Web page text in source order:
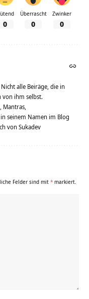
0
Überrascht
0
Zwinker
0
alle Beiräge, die in
von ihm selbst.
Mantras,
seinem Namen im Blog
von Sukadev
Felder sind mit * markiert.